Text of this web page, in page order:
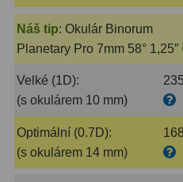
Pozorovací dalekohledy50
Kompaktní3
Turistické9
Pro pozorování přírody a
ornitologie17
Monokuláry20
Náš tip: Okulár Binorum
Planetary Pro 7mm 58° 1,25″
Velké (1D):
(s okulárem 10 mm)
Optimální (0.7D):
(s okulárem 14 mm)